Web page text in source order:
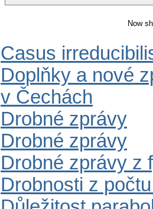
Now
Casus
Doplňky a nové
v Čechách
Drobné zprávy
Drobné zprávy
Drobné zprávy z
Drobnosti z